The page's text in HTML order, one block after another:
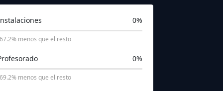
0%
menos que el resto
0%
menos que el resto